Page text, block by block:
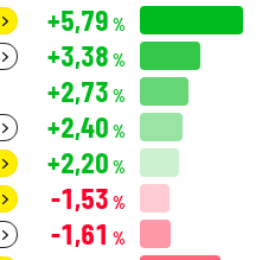
+5,79 %
+3,38 %
+2,73 %
+2,40 %
+2,20 %
-1,53 %
-1,61 %